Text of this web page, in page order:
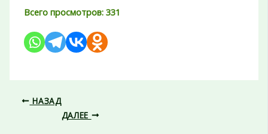
Всего просмотров: 331
НАЗАД
ДАЛЕЕ